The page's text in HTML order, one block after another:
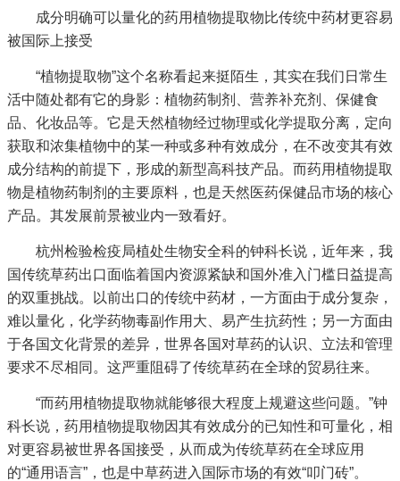
成分明确可以量化的药用植物提取物比传统中药材更容易
被国际上接受
“植物提取物”这个名称看起来挺陌生，其实在我们日常生
活中随处都有它的身影：植物药制剂、营养补充剂、保健食
品、化妆品等。它是天然植物经过物理或化学提取分离，定向
获取和浓集植物中的某一种或多种有效成分，在不改变其有效
成分结构的前提下，形成的新型高科技产品。而药用植物提取
物是植物药制剂的主要原料，也是天然医药保健品市场的核心
产品。其发展前景被业内一致看好。
杭州检验检疫局植处生物安全科的钟科长说，近年来，我
国传统草药出口面临着国内资源紧缺和国外准入门槛日益提高
的双重挑战。以前出口的传统中药材，一方面由于成分复杂，
难以量化，化学药物毒副作用大、易产生抗药性；另一方面由
于各国文化背景的差异，世界各国对草药的认识、立法和管理
要求不尽相同。这严重阻碍了传统草药在全球的贸易往来。
“而药用植物提取物就能够很大程度上规避这些问题。”钟
科长说，药用植物提取物因其有效成分的已知性和可量化，相
对更容易被世界各国接受，从而成为传统草药在全球应用
的“通用语言”，也是中草药进入国际市场的有效“叩门砖”。